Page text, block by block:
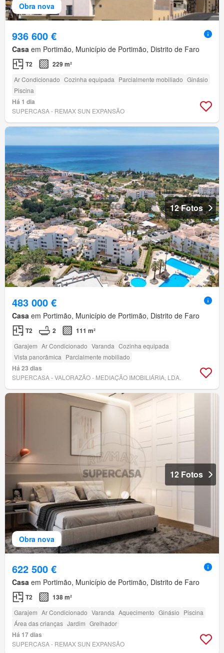
Obra nova
936 600 €
Casa em Portimão, Município de Portimão, Distrito de Faro
T2 229 m²
Ar Condicionado Cozinha equipada Parcialmente mobiliado Ginásio
Piscina
Há 1 dia
SUPERCASA - REMAX SUN EXPANSÃO
12 Fotos
483 000 €
Casa em Portimão, Município de Portimão, Distrito de Faro
T2 2 111 m²
Garajem Ar Condicionado Varanda Cozinha equipada
Vista panorâmica Parcialmente mobiliado
Há 23 dias
SUPERCASA - VALORAZÃO - MEDIAÇÃO IMOBILIÁRIA, LDA.
Obra nova
12 Fotos
622 500 €
Casa em Portimão, Município de Portimão, Distrito de Faro
T2 138 m²
Garajem Ar Condicionado Varanda Aquecimento Ginásio Piscina
Área das crianças Jardim Grelhador
Há 17 dias
SUPERCASA - REMAX SUN EXPANSÃO